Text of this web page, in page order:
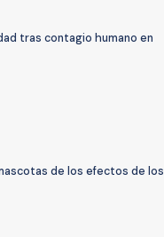
tras contagio humano en
de los efectos de los